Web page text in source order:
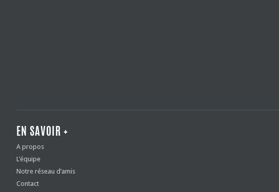
EN SAVOIR +
A propos
L’équipe
Notre réseau d’amis
Contact